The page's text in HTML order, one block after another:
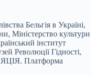
Бельгія в Україні,
Міністерствo культури
інститут
Ревoлюції Гіднoсті,
Платформа